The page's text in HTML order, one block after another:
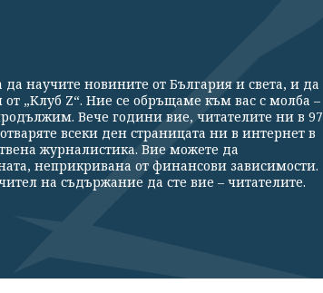
научите новините от България и света, и да
„Клуб Z“. Ние се обръщаме към вас с молба –
Вече години вие, читателите ни в 97
всеки ден страницата ни в интернет в
журналистика. Вие можете да
неприкривана от финансови зависимости.
на съдържание да сте вие – читателите.